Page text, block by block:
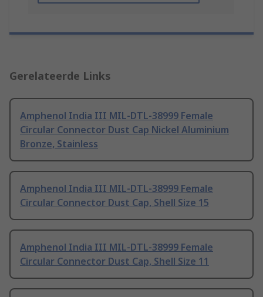
Gerelateerde Links
Amphenol India III MIL-DTL-38999 Female
Circular Connector Dust Cap Nickel Aluminium
Bronze, Stainless
Amphenol India III MIL-DTL-38999 Female
Circular Connector Dust Cap, Shell Size 15
Amphenol India III MIL-DTL-38999 Female
Circular Connector Dust Cap, Shell Size 11